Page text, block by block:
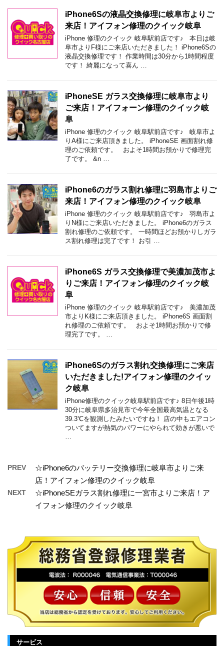
iPhone6Sの液晶交換修理に岐阜市よりご
来店！アイフォン修理のクイック岐阜
iPhone 修理のクイック 岐阜駅前店です♪ 本日は岐
阜市よりF様にご来店いただきました！ iPhone6Sの
液晶交換修理です！ 作業時間は30分から1時間程度
です！ 綺麗になって喜ん …
iPhoneSE ガラス交換修理に岐阜市より
ご来店！アイフォーン修理のクイック岐
阜
iPhone 修理のクイック 岐阜駅前店です♪ 岐阜市よ
りA様にご来店頂きました。 iPhoneSE 画面割れ修
理のご依頼です。 およそ1時間お預かりで修理完
了です。 &n …
iPhone6のガラス割れ修理に羽島市よりご
来店！アイフォン修理のクイック岐阜
iPhone 修理のクイック 岐阜駅前店です♪ 羽島市よ
りN様にご来店いただきました。 iPhone6のガラス
割れ修理のご依頼です。 一時間ほどお預かりしガラ
ス割れ修理は完了です！ お引 …
iPhone6S ガラス交換修理で美濃加茂市よ
りご来店！アイフォン修理のクイック岐
阜
iPhone 修理のクイック 岐阜駅前店です♪ 美濃加茂
市よりK様にご来店頂きました。 iPhone6S 画面割
れ修理のご依頼です。 およそ1時間お預かりで修
理完了です。 …
iPhone6Sのガラス割れ交換修理にご来店
いただきました!アイフォン修理のクイッ
ク岐阜
iPhone修理のクイック岐阜駅前店です♪ 8日午後1時
30分に岐阜県多治見市で今年全国最高気温となる
39.3℃を観測したみたいですね！ 店の中もエアコン
ついてますが熱気のパワーにやられて効きが悪いで
PREV
☆iPhone6のバッテリー交換修理に岐阜市よりご来
店！アイフォン修理のクイック岐阜
NEXT
☆iPhoneSEガラス割れ修理に一宮市よりご来店！ア
イフォン修理のクイック岐阜
サービス